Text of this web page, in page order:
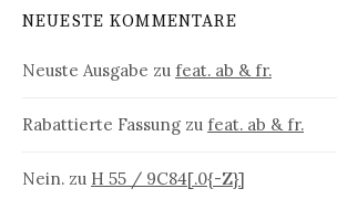
NEUESTE KOMMENTARE
Neuste Ausgabe zu feat. ab & fr.
Rabattierte Fassung zu feat. ab & fr.
Nein. zu H 55 / 9C84[.0{-Z}]